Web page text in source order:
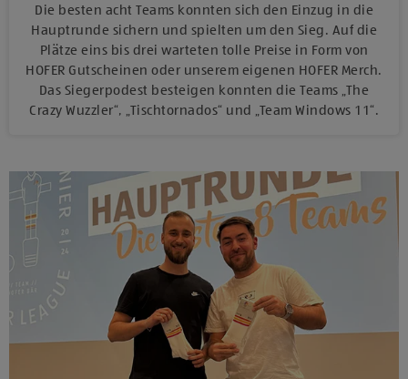
Die besten acht Teams konnten sich den Einzug in die
Hauptrunde sichern und spielten um den Sieg. Auf die
Plätze eins bis drei warteten tolle Preise in Form von
HOFER Gutscheinen oder unserem eigenen HOFER Merch.
Das Siegerpodest besteigen konnten die Teams „The
Crazy Wuzzler“, „Tischtornados“ und „Team Windows 11“.